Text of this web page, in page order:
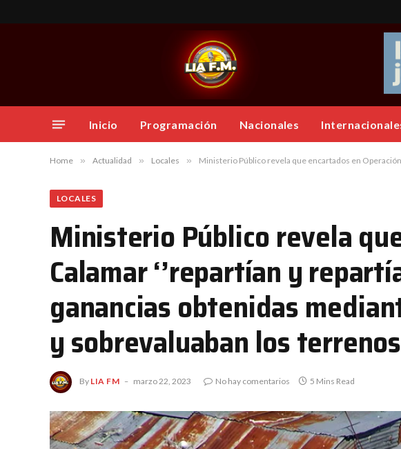
Inicio Programación Nacionales
Home » Actualidad » Locales » Ministerio Público revela que encartados en Operación
LOCALES
Ministerio Público revela
Calamar ‘’repartían y
ganancias obtenidas
y sobrevaluaban los terrenos
By LIA FM marzo 22, 2023 No hay comentarios 5 Mins Read